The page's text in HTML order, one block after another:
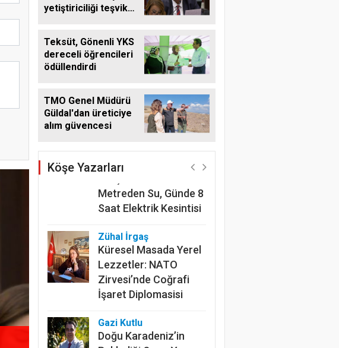
Hüseyin Akay'dan şeker sektörüne yapısal
yetiştiriciliği teşvik
Teksüt, Gönenli YKS
dereceli öğrencileri
ödüllendirdi
TMO Genel Müdürü
Güldal'dan üreticiye
alım güvencesi
Köşe Yazarları
Harun Göksel
220 Kilometrelik
Kanalın Sonundaki Acı
Metreden Su, Günde 8
Saat Elektrik Kesintisi
Zühal İrgaş
Küresel Masada Yerel
Lezzetler: NATO
Zirvesi’nde Coğrafi
İşaret Diplomasisi
Gazi Kutlu
Doğu Karadeniz’in